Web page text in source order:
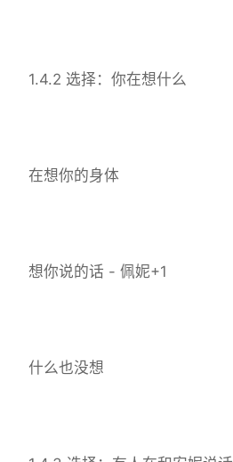
1.4.2 选择：你在想什么
在想你的身体
想你说的话 - 佩妮+1
什么也没想